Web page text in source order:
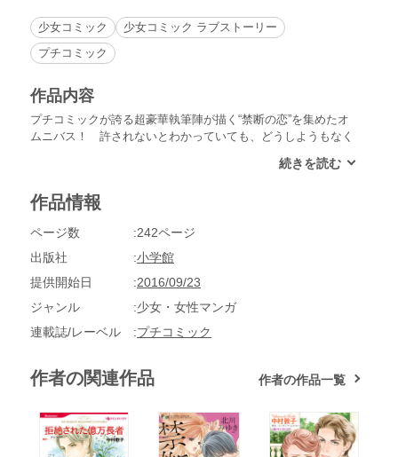
少女コミック
少女コミック ラブストーリー
プチコミック
作品内容
プチコミックが誇る超豪華執筆陣が描く“禁断の恋”を集めたオ
ムニバス！ 許されないとわかっていても、どうしようもなく
に溺れてみませんか？ 【Dear…SIDE：M】北川みゆき仕事
一途に片想いしている陸と出会い… 【嘘、ときどき微熱番外
人は元・義弟!? 大人気シリーズの番外編ショート！ 【その
嘘つきな指先で】円城寺マキ教え子だった少年が数年後、教師
係に―。【PIGEON BLOOD】大海とむ×吉原由起＜単行本未
収録＞時は昭和19年。死の恐怖と隣り合わせの時代―女中・美
瀬あや＜単行本未収録＞彼が好きなのは私の親友。その親友が
【取り扱いには注意してください】湯町深「俺達も同じことし
てみます？」彼氏の浮気を目撃してしまった麻有にイケメンの
彼女を慕う使用人の男。桜子の心に潜む闇を垣間見てしまった
男は―!?
作品情報
ページ数
242ページ
出版社
小学館
提供開始日
2016/09/23
ジャンル
少女・女性マンガ
連載誌/レーベル
プチコミック
作者の関連作品 作者の作品一覧